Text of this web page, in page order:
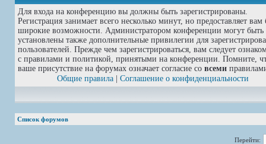
Для входа на конференцию вы должны быть зарегистрированы.
Регистрация занимает всего несколько минут, но предоставляет вам
широкие возможности. Администратором конференции могут быть
установлены также дополнительные привилегии для
пользователей. Прежде чем зарегистрироваться, вам следует
с правилами и политикой, принятыми на конференции. Помните,
ваше присутствие на форумах означает согласие со всеми
Общие правила
Соглашение о конфиденциальности
Список форумов
Перейти: